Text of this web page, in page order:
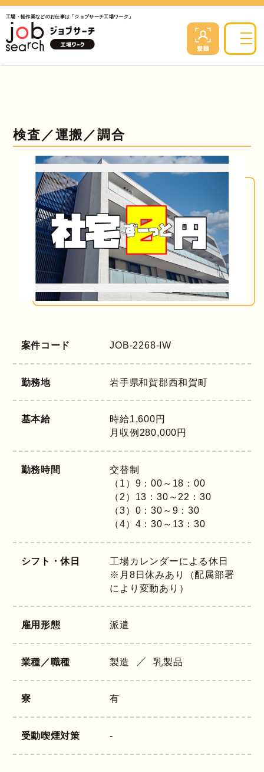
工場・軽作業などのお仕事は「ジョブサーチ工場ワーク」
検査／運搬／調合
案件コード JOB-2268-IW
勤務地 岩手県和賀郡西和賀町
基本給
時給1,600円
月収例280,000円
勤務時間
交替制
（1）9：00～18：00
（2）13：30～22：30
（3）0：30～9：30
（4）4：30～13：30
シフト・休日
工場カレンダーによる休日
※月8日休みあり（配属部署
により変動あり）
雇用形態 派遣
業種／職種 製造 乳製品
寮 有
受動喫煙対策 -